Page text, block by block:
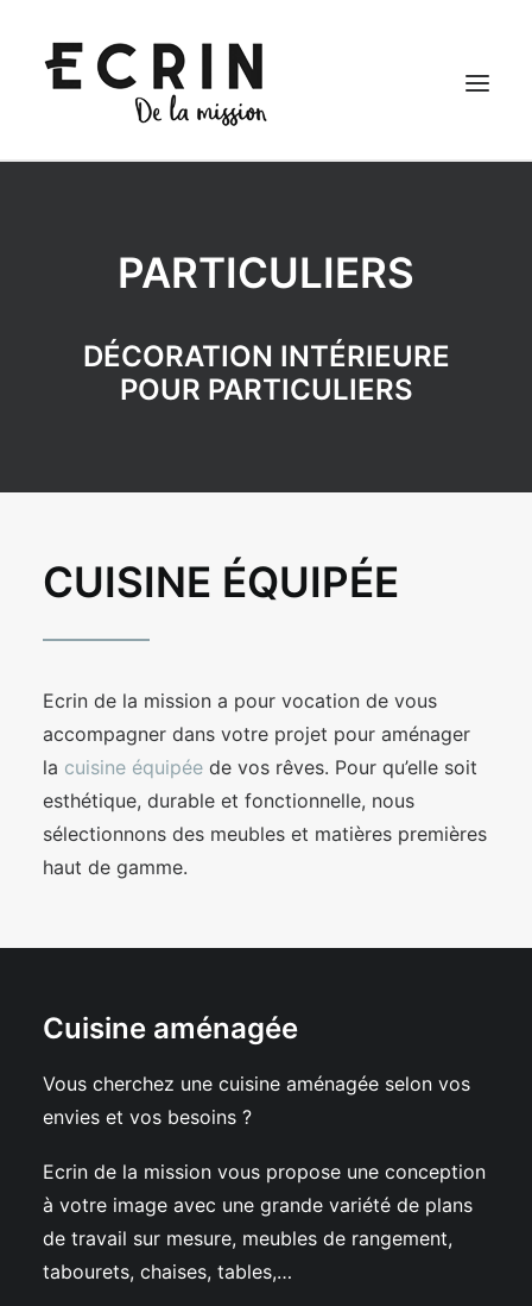
PARTICULIERS
SHOWROOM ARCHITECTES
AVIS CLIENTS
PARTICULIERS
DÉCORATION INTÉRIEURE
POUR PARTICULIERS
CUISINE ÉQUIPÉE
Ecrin de la mission a pour vocation de vous
accompagner dans votre projet pour aménager
la cuisine équipée de vos rêves. Pour qu’elle soit
esthétique, durable et fonctionnelle, nous
sélectionnons des meubles et matières premières
haut de gamme.
Cuisine aménagée
Vous cherchez une cuisine aménagée selon vos
envies et vos besoins ?
Ecrin de la mission vous propose une conception
à votre image avec une grande variété de plans
de travail sur mesure, meubles de rangement,
tabourets, chaises, tables,…